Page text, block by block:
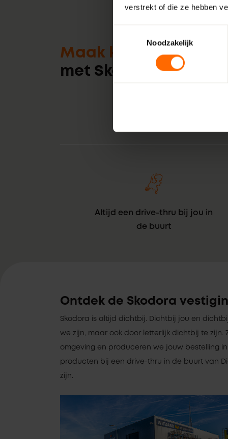
verstrekt of die ze hebben
Noodzakelijk
Maak kennis
met Skodora
Altijd een drive-thru bij jou in
de buurt
Ontdek de Skodora
Skodora is altijd dichtbij. Dichtbij jou en
we zijn, maar ook door letterlijk dichtbij te
omgeving en produceren we jouw bestelling
producten bij een drive-thru in de buurt van
zijn.